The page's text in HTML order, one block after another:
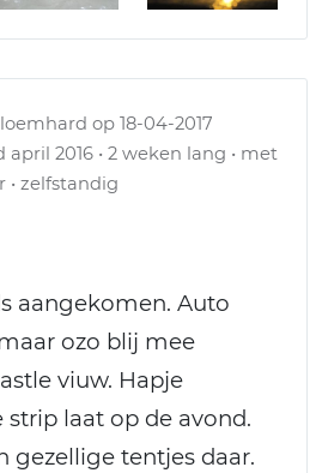
op 18-04-2017
april 2016 • 2 weken lang • met
• zelfstandig
aangekomen. Auto
ozo blij mee
viuw. Hapje
laat op de avond.
gezellige tentjes daar.